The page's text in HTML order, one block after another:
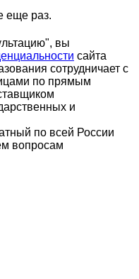
еще раз.
вы
сайта
сотрудничает с
по прямым
и
по всей России
вопросам